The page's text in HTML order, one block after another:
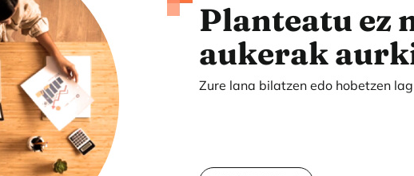
Planteatu ez
aukerak
Zure lana bilatzen edo hobetzen